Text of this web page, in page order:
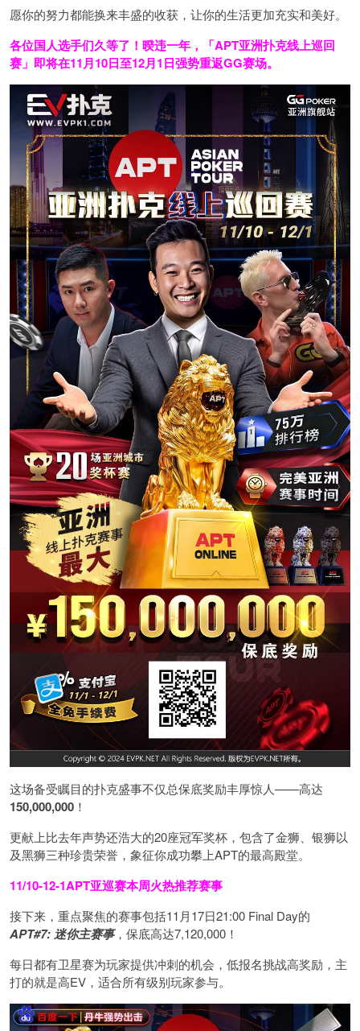
愿你的努力都能换来丰盛的收获，让你的生活更加充实和美好。
各位国人选手们久等了！暌违一年，「APT亚洲扑克线上巡回
赛」即将在11月10日至12月1日强势重返GG赛场。
这场备受瞩目的扑克盛事不仅总保底奖励丰厚惊人——高达
150,000,000 ！
更献上比去年声势还浩大的20座冠军奖杯，包含了金狮、银狮以
及黑狮三种珍贵荣誉，象征你成功攀上APT的最高殿堂。
11/10-12-1APT亚巡赛本周火热推荐赛事
接下来，重点聚焦的赛事包括11月17日21:00 Final Day的
APT#7: 迷你主赛事，保底高达7,120,000！
每日都有卫星赛为玩家提供冲刺的机会，低报名挑战高奖励，主
打的就是高EV，适合所有级别玩家参与。